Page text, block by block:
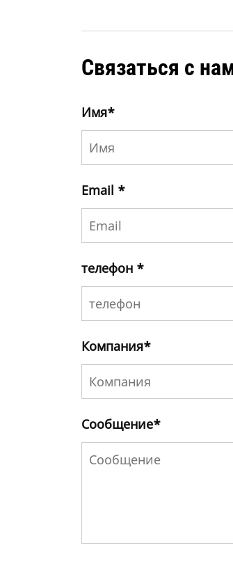
Связаться с
Имя*
Email *
телефон *
Компания*
Сообщение*